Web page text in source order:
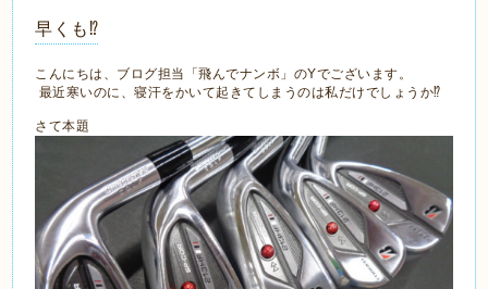
早くも⁉
こんにちは、ブログ担当「飛んでナンボ」のYでございます。
最近寒いのに、寝汗をかいて起きてしまうのは私だけでしょうか⁉
さて本題